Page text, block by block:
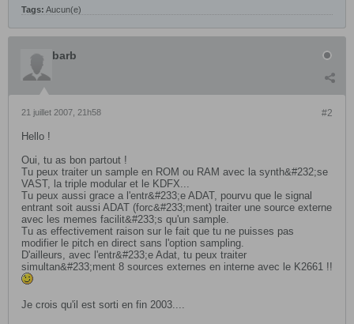
Tags: Aucun(e)
barb
#2
21 juillet 2007, 21h58
Hello !
Oui, tu as bon partout !
Tu peux traiter un sample en ROM ou RAM avec la synth&#232;se
VAST, la triple modular et le KDFX...
Tu peux aussi grace a l'entr&#233;e ADAT, pourvu que le signal
entrant soit aussi ADAT (forc&#233;ment) traiter une source externe
avec les memes facilit&#233;s qu'un sample.
Tu as effectivement raison sur le fait que tu ne puisses pas
modifier le pitch en direct sans l'option sampling.
D'ailleurs, avec l'entr&#233;e Adat, tu peux traiter
simultan&#233;ment 8 sources externes en interne avec le K2661 !!
Je crois qu'il est sorti en fin 2003....